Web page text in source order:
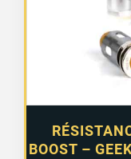
BOOST –